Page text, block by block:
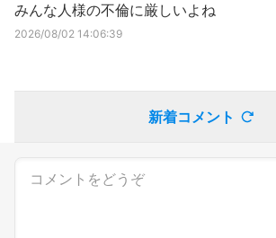
みんな人様の不倫に厳しいよね
2026/08/02 14:06:39
新着コメント